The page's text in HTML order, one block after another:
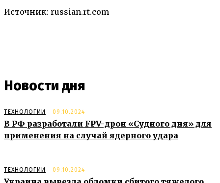
Источник: russian.rt.com
Новости дня
ТЕХНОЛОГИИ 09.10.2024
В РФ разработали FPV-дрон «Судного дня» для
применения на случай ядерного удара
ТЕХНОЛОГИИ 09.10.2024